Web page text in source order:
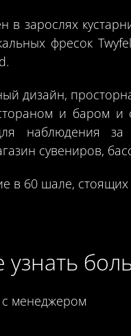
в зарослях
фресок
дизайн,
и баром и
наблюдения за
сувениров,
в 60 шале, стоящих
узнать
менеджером